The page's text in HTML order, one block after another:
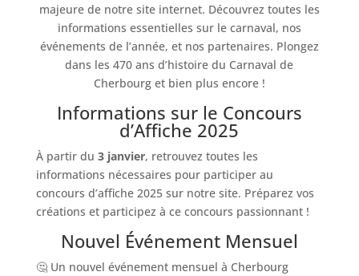
majeure de notre site internet. Découvrez toutes les
informations essentielles sur le carnaval, nos
événements de l’année, et nos partenaires. Plongez
dans les 470 ans d’histoire du Carnaval de
Cherbourg et bien plus encore !
Informations sur le Concours
d’Affiche 2025
À partir du 3 janvier, retrouvez toutes les
informations nécessaires pour participer au
concours d’affiche 2025 sur notre site. Préparez vos
créations et participez à ce concours passionnant !
Nouvel Événement Mensuel
🤔 Un nouvel événement mensuel à Cherbourg